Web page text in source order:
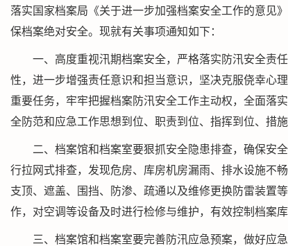
落实国家档案局《关于进一步加强档案安全工作的意见
保档案绝对安全。现就有关事项通知如下：
一、高度重视汛期档案安全，严格落实防汛安全责
性，进一步增强责任意识和担当意识，坚决克服侥幸心
重要任务，牢牢把握档案防汛安全工作主动权，全面落
全防范和应急工作思想到位、职责到位、指挥到位、措施
二、档案馆和档案室要狠抓安全隐患排查，确保安
行拉网式排查，发现危房、库房机房漏雨、排水设施不
支顶、遮盖、围挡、防渗、疏通以及维修更换防雷装置
作，对空调等设备及时进行检修与维护，有效控制档案
三、档案馆和档案室要完善防汛应急预案，做好应